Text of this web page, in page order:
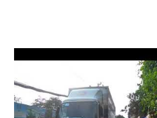
lý: sổ đỏ chính chủ; * Giá bán: 3,1 tỷ,
khách thiện chí mua nhanh trước
tiện ích xung quanh nhà Ngõ 206
trước Tết Âm lịch; * Nhà nằm trong